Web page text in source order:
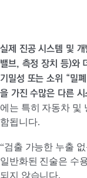
실제 진공 시스템 및
밸브, 측정 장치 등)와
기밀성 또는 소위 “밀
을 가진 수많은 다른
에는 특히 자동차 및
함됩니다.
“검출 가능한 누출
일반화된 진술은 수
되지 않습니다.